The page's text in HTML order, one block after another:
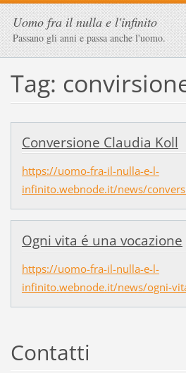
Uomo fra il nulla e l'infinito
Passano gli anni e passa anche l'uomo.
Tag:
Conversione Claudia Koll
https://uomo-fra-il-nulla-e-l-
infinito.webnode.it/news/
Ogni vita é una vocazione
https://uomo-fra-il-nulla-e-l-
infinito.webnode.it/news/ogni-
Contatti